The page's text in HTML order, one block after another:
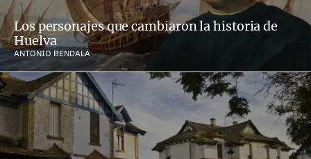
Los personajes que cambiaron la historia de
Huelva
ANTONIO BENDALA